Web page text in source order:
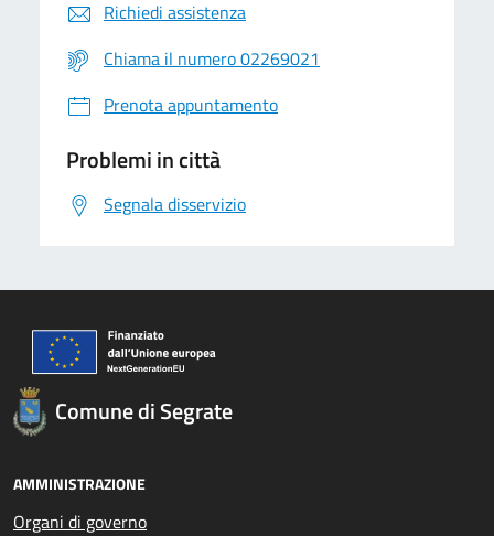
Richiedi assistenza
Chiama il numero 02269021
Prenota appuntamento
Problemi in città
Segnala disservizio
Comune di Segrate
AMMINISTRAZIONE
Organi di governo